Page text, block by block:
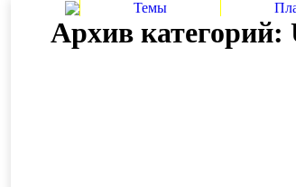
Темы
Архив категорий: